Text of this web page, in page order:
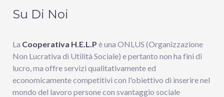
Su Di Noi
La Cooperativa H.E.L.P è una ONLUS (Organizzazione
Non Lucrativa di Utilità Sociale) e pertanto non ha fini di
lucro, ma offre servizi qualitativamente ed
economicamente competitivi con l'obiettivo di inserire nel
mondo del lavoro persone con svantaggio sociale